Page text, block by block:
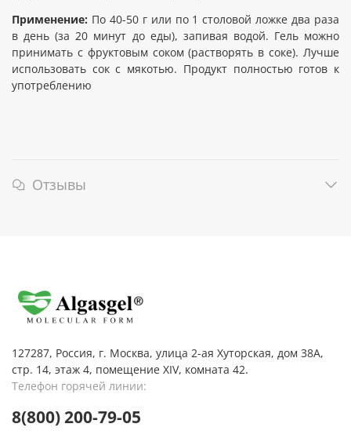
Применение: По 40-50 г или по 1 столовой ложке два раза
в день (за 20 минут до еды), запивая водой. Гель можно
принимать с фруктовым соком (растворять в соке). Лучше
использовать сок с мякотью. Продукт полностью готов к
употреблению
Отзывы
127287, Россия, г. Москва, улица 2-ая Хуторская, дом 38А,
стр. 14, этаж 4, помещение XIV, комната 42.
Телефон горячей линии:
8(800) 200-79-05